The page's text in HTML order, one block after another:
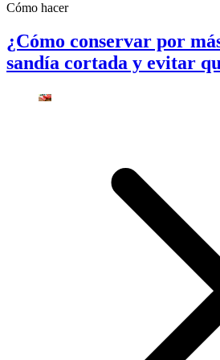
Cómo hacer
¿Cómo conservar por
sandía cortada y evitar